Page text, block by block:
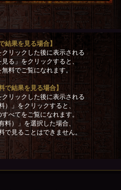
結果を見る場合】
リックした後に表示される
る」をクリックすると、
料でご覧になれます。
で結果を見る場合】
クリックした後に表示される
）」をクリックすると、
べてをご覧になれます。
）」を選択した場合、
で見ることはできません。